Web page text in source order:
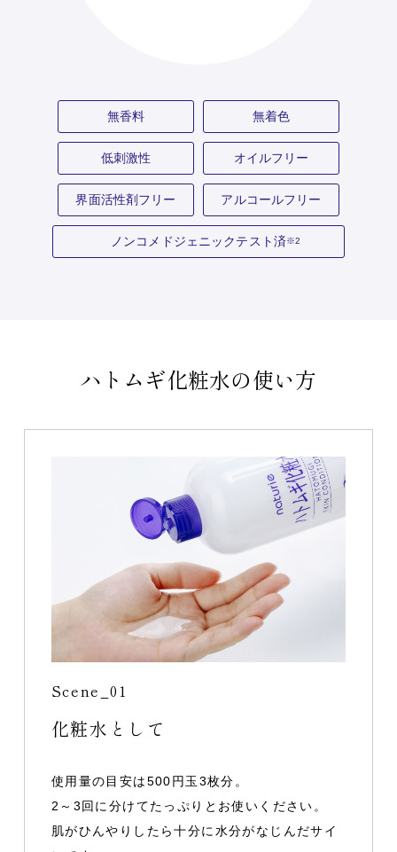
無香料 無着色
低刺激性 オイルフリー
界面活性剤フリー アルコールフリー
ノンコメドジェニックテスト済※2
ハトムギ化粧水の使い方
Scene_01
化粧水として
使用量の目安は500円玉3枚分。
2～3回に分けてたっぷりとお使いください。
肌がひんやりしたら十分に水分がなじんだサイ